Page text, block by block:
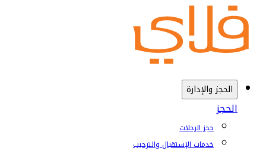
الحجز والإدارة
الحجز
حجز الرحلات
خدمات الإستقبال والترحيب